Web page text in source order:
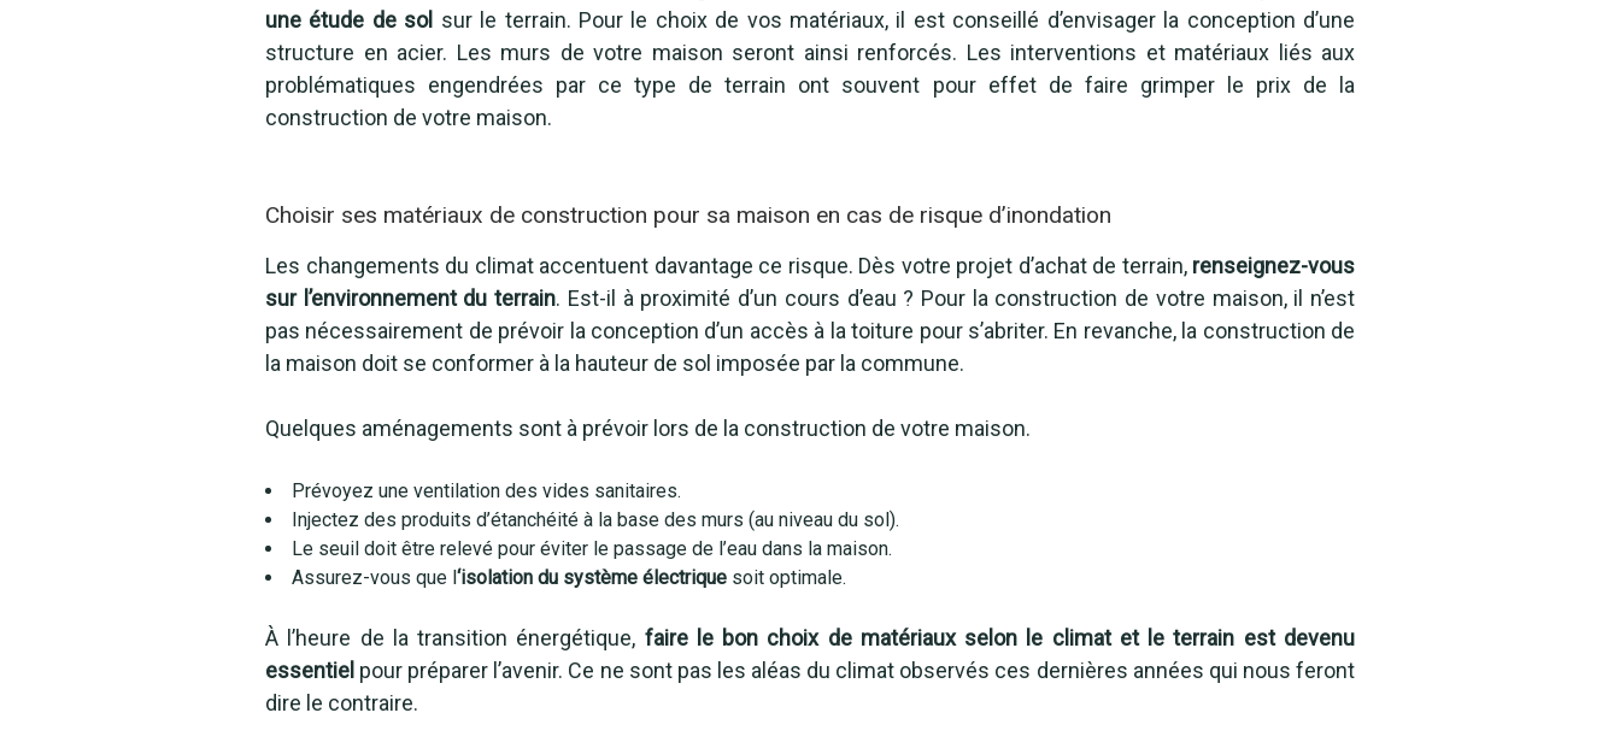
une étude de sol sur le terrain. Pour le choix de vos matériaux, il est conseillé d’envisager la conception d’une
structure en acier. Les murs de votre maison seront ainsi renforcés. Les interventions et matériaux liés aux
problématiques engendrées par ce type de terrain ont souvent pour effet de faire grimper le prix de la
construction de votre maison.
Choisir ses matériaux de construction pour sa maison en cas de risque d’inondation
Les changements du climat accentuent davantage ce risque. Dès votre projet d’achat de terrain,renseignez-vous
sur l’environnement du terrain. Est-il à proximité d’un cours d’eau ? Pour la construction de votre maison, il n’est
pas nécessairement de prévoir la conception d’un accès à la toiture pour s’abriter. En revanche, la construction de
la maison doit se conformer à la hauteur de sol imposée par la commune.
Quelques aménagements sont à prévoir lors de la construction de votre maison.
Prévoyez une ventilation des vides sanitaires.
Injectez des produits d’étanchéité à la base des murs (au niveau du sol).
Le seuil doit être relevé pour éviter le passage de l’eau dans la maison.
Assurez-vous que l‘isolation du système électrique soit optimale.
À l’heure de la transition énergétique, faire le bon choix de matériaux selon le climat et le terrain est devenu
essentiel pour préparer l’avenir. Ce ne sont pas les aléas du climat observés ces dernières années qui nous feront
dire le contraire.